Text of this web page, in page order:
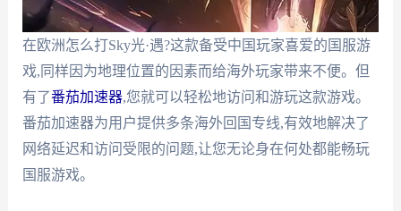
在欧洲怎么打Sky光·遇?这款备受中国玩家喜爱的国服游
戏,同样因为地理位置的因素而给海外玩家带来不便。但
有了番茄加速器,您就可以轻松地访问和游玩这款游戏。
番茄加速器为用户提供多条海外回国专线,有效地解决了
网络延迟和访问受限的问题,让您无论身在何处都能畅玩
国服游戏。